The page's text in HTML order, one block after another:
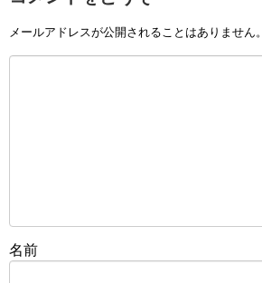
メールアドレスが公開されることはありません。
名前